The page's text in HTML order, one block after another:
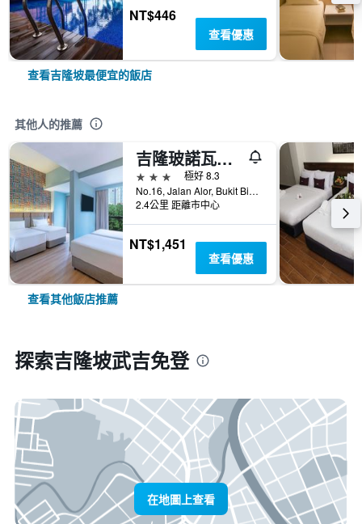
NT$446
查看優惠
查看吉隆坡最便宜的飯店
其他人的推薦
吉隆玻諾瓦酒店 - 吉隆坡
3星級
極好 8.3
No.16, Jalan Alor, Bukit Bintang, 吉隆坡, 馬來西亞
2.4公里 距離市中心
NT$1,451
查看優惠
查看其他飯店推薦
探索吉隆坡武吉免登
在地圖上查看